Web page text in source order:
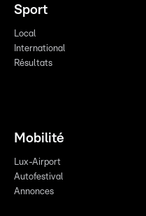
Sport
Local
International
Résultats
Mobilité
Lux-Airport
Autofestival
Annonces